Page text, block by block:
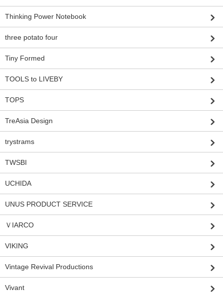
Thinking Power Notebook
three potato four
Tiny Formed
TOOLS to LIVEBY
TOPS
TreAsia Design
trystrams
TWSBI
UCHIDA
UNUS PRODUCT SERVICE
ＶIARCO
VIKING
Vintage Revival Productions
Vivant